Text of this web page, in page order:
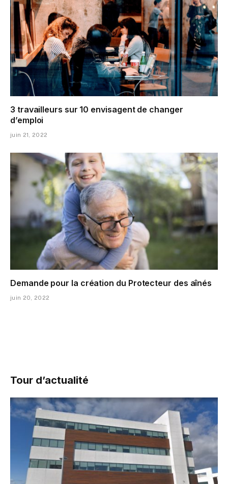
3 travailleurs sur 10 envisagent de changer
d’emploi
juin 21, 2022
Demande pour la création du Protecteur des aînés
juin 20, 2022
Tour d’actualité